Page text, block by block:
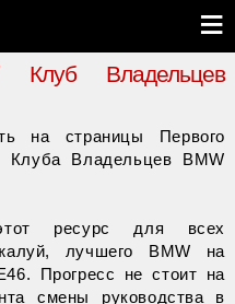
Владельцев
на страницы Первого
Клуба Владельцев BMW
ресурс для всех
лучшего BMW на
Прогресс не стоит на
смены руководства в